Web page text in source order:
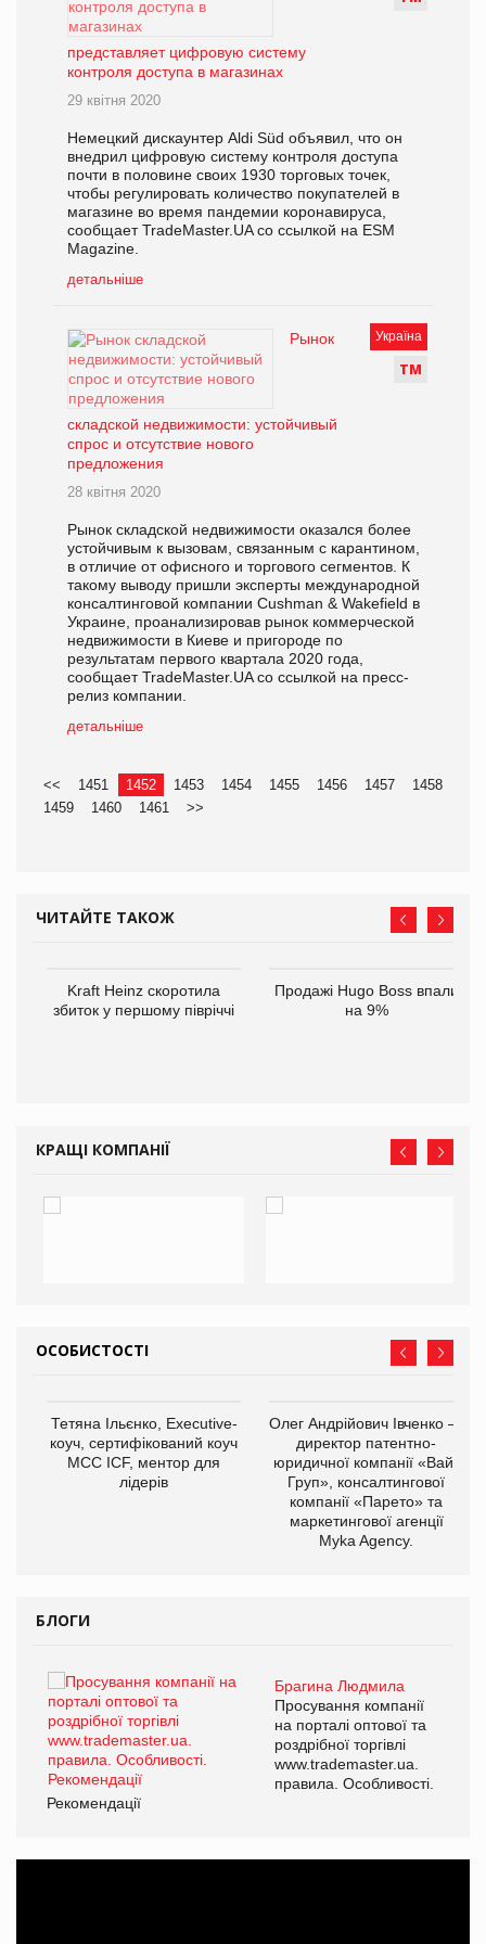
представляет цифровую систему
контроля доступа в магазинах
29 квітня 2020
Немецкий дискаунтер Aldi Süd объявил, что он
внедрил цифровую систему контроля доступа
почти в половине своих 1930 торговых точек,
чтобы регулировать количество покупателей в
магазине во время пандемии коронавируса,
сообщает TradeMaster.UA со ссылкой на ESM
Magazine.
детальніше
Україна
ТМ
Рынок
складской недвижимости: устойчивый
спрос и отсутствие нового
предложения
28 квітня 2020
Рынок складской недвижимости оказался более
устойчивым к вызовам, связанным с карантином,
в отличие от офисного и торгового сегментов. К
такому выводу пришли эксперты международной
консалтинговой компании Cushman & Wakefield в
Украине, проанализировав рынок коммерческой
недвижимости в Киеве и пригороде по
результатам первого квартала 2020 года,
сообщает TradeMaster.UA со ссылкой на пресс-
релиз компании.
детальніше
<< 1451 1452 1453 1454 1455 1456 1457
1458
1459
1460 1461 >>
ЧИТАЙТЕ ТАКОЖ
Kraft Heinz скоротила
збиток у першому півріччі
Продажі Hugo Boss впали
на 9%
КРАЩІ КОМПАНІЇ
ОСОБИСТОСТІ
Тетяна Ільєнко, Executive-
коуч, сертифікований коуч
МСС ICF, ментор для
лідерів
Олег Андрійович Івченко —
директор патентно-
юридичної компанії «Вайз
Груп», консалтингової
компанії «Парето» та
маркетингової агенції
Myka Agency.
БЛОГИ
Брагина Людмила
Просування компанії
на порталі оптової та
роздрібної торгівлі
www.trademaster.ua.
правила. Особливості.
Рекомендації